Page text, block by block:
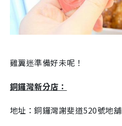
雞翼迷準備好未呢！
銅鑼灣新分店：
地址：銅鑼灣謝斐道520號地舖